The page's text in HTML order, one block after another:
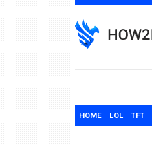
to
content
HOME LOL TFT